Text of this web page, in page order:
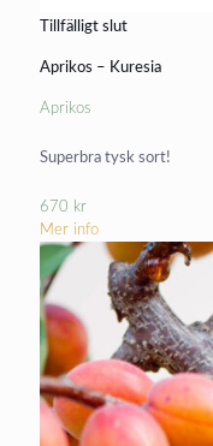
Tillfälligt slut
Aprikos – Kuresia
Aprikos
Superbra tysk sort!
670 kr
Mer info